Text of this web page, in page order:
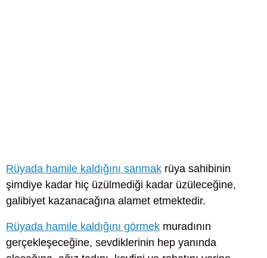
Rüyada hamile kaldığını sanmak rüya sahibinin
şimdiye kadar hiç üzülmediği kadar üzüleceğine,
galibiyet kazanacağına alamet etmektedir.
Rüyada hamile kaldığını görmek muradının
gerçekleşeceğine, sevdiklerinin hep yanında